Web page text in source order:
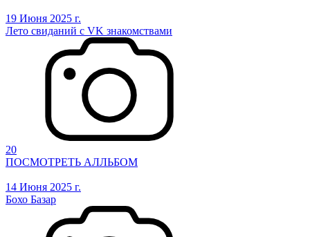
19 Июня 2025 г.
Лето свиданий с VK знакомствами
20
ПОСМОТРЕТЬ АЛЛЬБОМ
14 Июня 2025 г.
Бохо Базар